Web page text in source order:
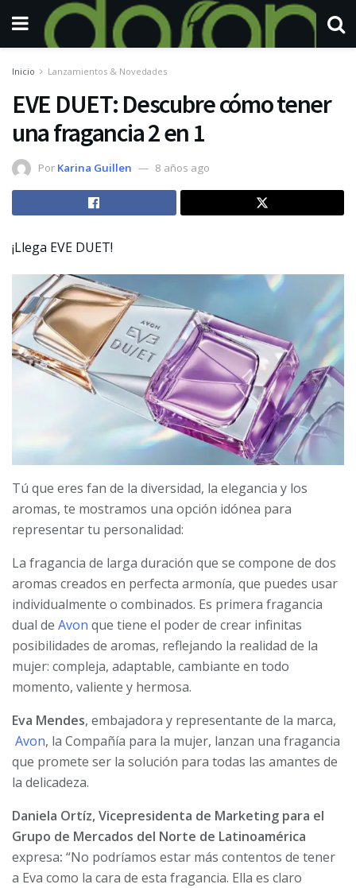
Inicio Lanzamientos & Novedades
EVE DUET: Descubre cómo tener
una fragancia 2 en 1
Por Karina Guillen 8 años ago
¡Llega EVE DUET!
Tú que eres fan de la diversidad, la elegancia y los
aromas, te mostramos una opción idónea para
representar tu personalidad:
La fragancia de larga duración que se compone de dos
aromas creados en perfecta armonía, que puedes usar
individualmente o combinados. Es primera fragancia
dual de Avon que tiene el poder de crear infinitas
posibilidades de aromas, reflejando la realidad de la
mujer: compleja, adaptable, cambiante en todo
momento, valiente y hermosa.
Eva Mendes, embajadora y representante de la marca,
Avon, la Compañía para la mujer, lanzan una fragancia
que promete ser la solución para todas las amantes de
la delicadeza.
Daniela Ortíz, Vicepresidenta de Marketing para el
Grupo de Mercados del Norte de Latinoamérica
expresa: “No podríamos estar más contentos de tener
a Eva como la cara de esta fragancia. Ella es claro